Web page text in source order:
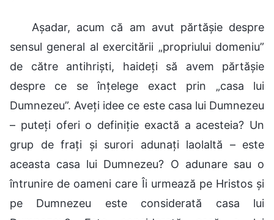
Așadar, acum că am avut părtășie despre
sensul general al exercitării „propriului domeniu”
de către antihriști, haideți să avem părtășie
despre ce se înțelege exact prin „casa lui
Dumnezeu”. Aveți idee ce este casa lui Dumnezeu
– puteți oferi o definiție exactă a acesteia? Un
grup de frați și surori adunați laolaltă – este
aceasta casa lui Dumnezeu? O adunare sau o
întrunire de oameni care Îi urmează pe Hristos și
pe Dumnezeu este considerată casa lui